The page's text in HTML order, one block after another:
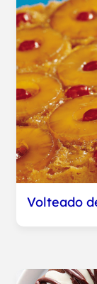
Volteado